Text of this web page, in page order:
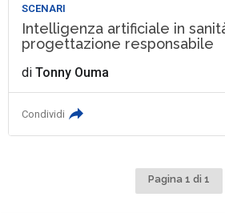
SCENARI
Intelligenza artificiale in
progettazione responsabile
diTonny Ouma
Condividi
Pagina 1 di 1